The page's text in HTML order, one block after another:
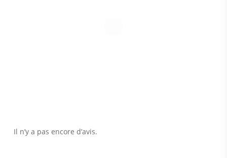
Il n’y a pas encore d’avis.